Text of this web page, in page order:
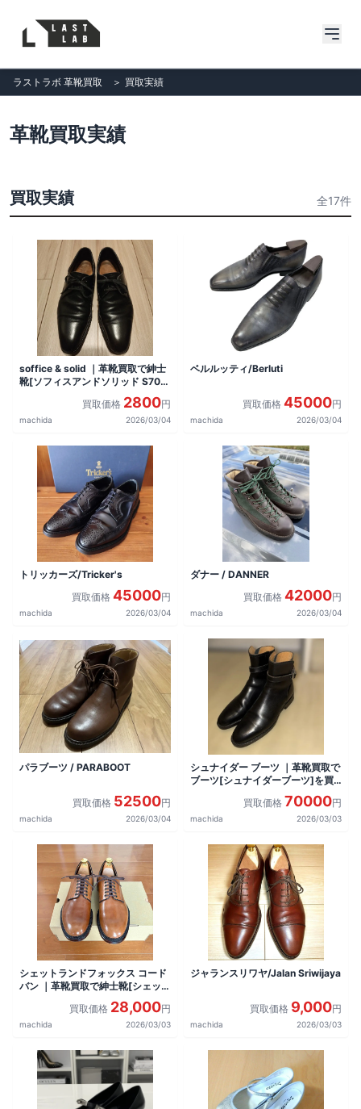
ラストラボ 革靴買取 ＞ 買取実績
革靴買取実績
買取実績 全17件
soffice & solid ｜革靴買取で紳士
靴[ソフィスアンドソリッド S702]
買取価格 2800円
machida 2026/03/04
ベルルッティ/Berluti
買取価格 45000円
machida 2026/03/04
トリッカーズ/Tricker's
買取価格 45000円
machida 2026/03/04
ダナー / DANNER
買取価格 42000円
machida 2026/03/04
パラブーツ / PARABOOT
買取価格 52500円
machida 2026/03/04
シュナイダー ブーツ ｜革靴買取で
ブーツ[シュナイダーブーツ]を買
買取価格 70000円
machida 2026/03/03
シェットランドフォックス コード
バン ｜革靴買取で紳士靴[シェット
ランドフォックス コードバン サイ
ズ6 24.0cm相当 ]を買取しまし
た。
買取価格 28,000円
machida 2026/03/03
ジャランスリワヤ/Jalan Sriwijaya
買取価格 9,000円
machida 2026/03/03